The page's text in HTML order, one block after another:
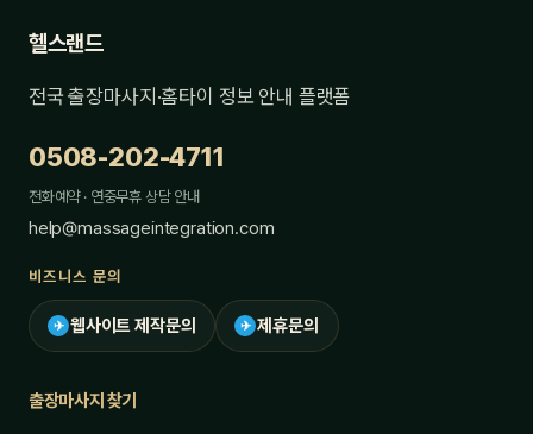
헬스랜드
전국 출장마사지·홈타이 정보 안내 플랫폼
0508-202-4711
전화예약 · 연중무휴 상담 안내
help@massageintegration.com
비즈니스 문의
✈ 웹사이트 제작문의 ✈ 제휴문의
출장마사지 찾기